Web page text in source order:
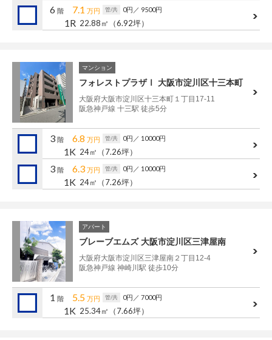
企業情報 採用情報
プライバシー
6 階 7.1 万円 管/共 0円 ／ 9500円
1R 22.88㎡ （6.92坪）
マンション
フォレストプラザⅠ 大阪市淀川区十三本町
大阪府大阪市淀川区十三本町１丁目17-11
阪急神戸線 十三駅 徒歩5分
3 階 6.8 万円 管/共 0円 ／ 10000円
1K 24㎡ （7.26坪）
3 階 6.3 万円 管/共 0円 ／ 10000円
1K 24㎡ （7.26坪）
アパート
ブレーブエムズ 大阪市淀川区三津屋南
大阪府大阪市淀川区三津屋南２丁目12-4
阪急神戸線 神崎川駅 徒歩10分
1 階 5.5 万円 管/共 0円 ／ 7000円
1K 25.34㎡ （7.66坪）